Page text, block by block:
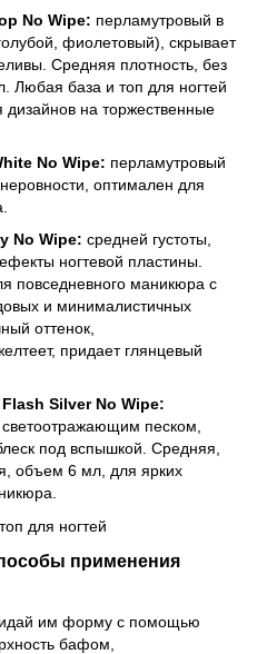
No Wipe: перламутровый в
фиолетовый), скрывает
Средняя плотность, без
Любая база и топ для ногтей
на торжественные
No Wipe: перламутровый
оптимален для
No Wipe: средней густоты,
ногтевой пластины.
повседневного маникюра с
и минималистичных
оттенок,
придает глянцевый
Silver No Wipe:
песком,
под вспышкой. Средняя,
объем 6 мл, для ярких
применения
им форму с помощью
бафом,